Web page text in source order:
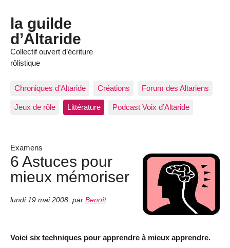
la guilde
d’Altaride
Collectif ouvert d’écriture
rôlistique
Chroniques d’Altaride Créations Forum des Altariens
Jeux de rôle Littérature Podcast Voix d’Altaride
Examens
6 Astuces pour
mieux mémoriser
lundi 19 mai 2008 par Benoît
Voici six techniques pour apprendre à mieux apprendre.